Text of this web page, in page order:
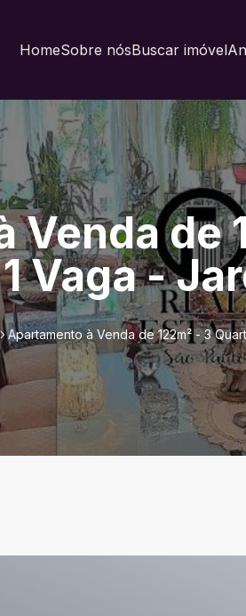
HomeSobre nósBuscar imóvel
de
Vaga -
Apartamento à Venda de 122m² - 3